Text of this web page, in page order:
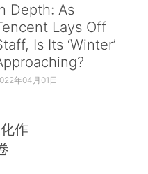
Depth: As
Lays Off
Is Its ‘Winter’
年04月01日
作